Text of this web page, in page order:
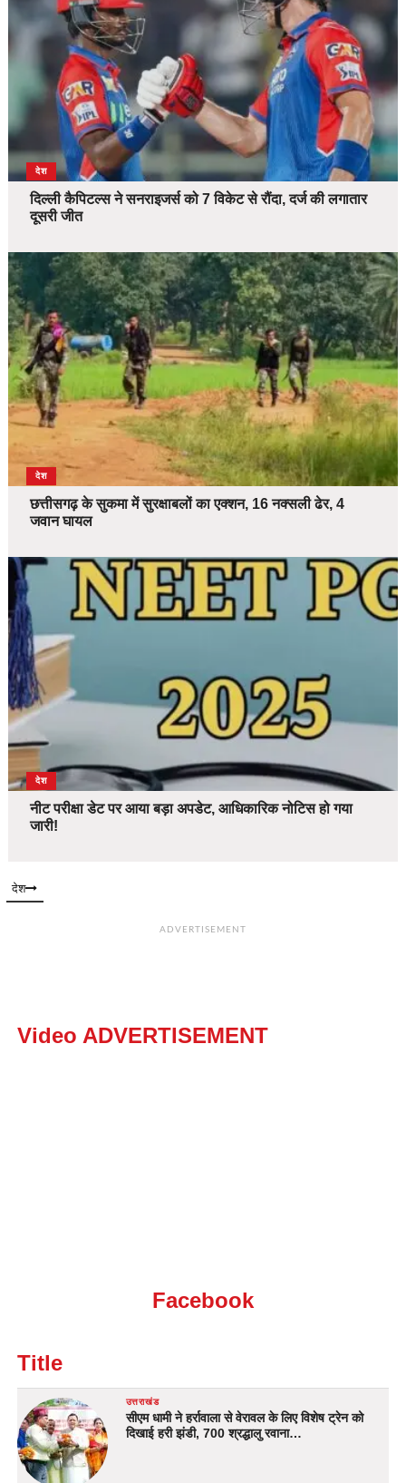
देश
दिल्ली कैपिटल्स ने सनराइजर्स को 7 विकेट से रौंदा, दर्ज की लगातार
दूसरी जीत
देश
छत्तीसगढ़ के सुकमा में सुरक्षाबलों का एक्शन, 16 नक्सली ढेर, 4
जवान घायल
देश
नीट परीक्षा डेट पर आया बड़ा अपडेट, आधिकारिक नोटिस हो गया
जारी!
देश
ADVERTISEMENT
Video ADVERTISEMENT
Facebook
Title
उत्तराखंड
सीएम धामी ने हर्रावाला से वेरावल के लिए विशेष ट्रेन को
दिखाई हरी झंडी, 700 श्रद्धालु रवाना…